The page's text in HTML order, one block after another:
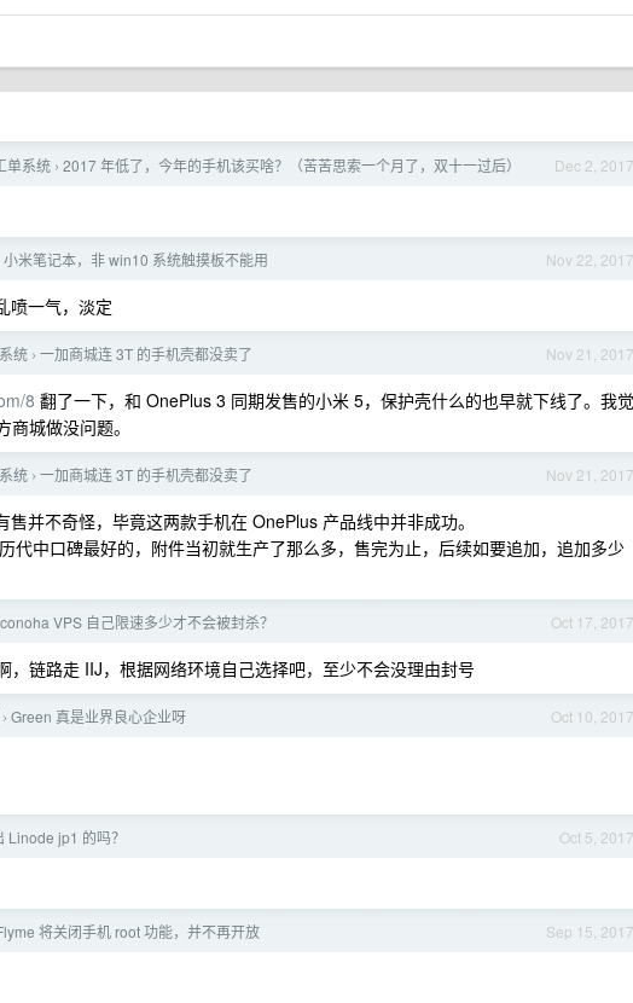
Dec 2, 2017
单系统 › 2017 年低了，今年的手机该买啥？（苦苦思索一个月了，双十一过后）
Nov 22, 2017
小米笔记本，非 win10 系统触摸板不能用
喷一气，淡定
Nov 21, 2017
统 › 一加商城连 3T 的手机壳都没卖了
8 翻了一下，和 OnePlus 3 同期发售的小米 5，保护壳什么的也早就下线了。我觉
城做没问题。
Nov 21, 2017
统 › 一加商城连 3T 的手机壳都没卖了
并不奇怪，毕竟这两款手机在 OnePlus 产品线中并非成功。
代中口碑最好的，附件当初就生产了那么多，售完为止，后续如要追加，追加多少
Oct 17, 2017
conoha VPS 自己限速多少才不会被封杀？
，链路走 IIJ，根据网络环境自己选择吧，至少不会没理由封号
Oct 10, 2017
› Green 真是业界良心企业呀
Oct 5, 2017
Linode jp1 的吗？
Sep 15, 2017
将关闭手机 root 功能，并不再开放